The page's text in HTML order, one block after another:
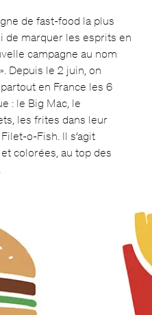
de fast-food la plus
de marquer les esprits en
campagne au nom
Depuis le 2 juin, on
en France les 6
: le Big Mac, le
les frites dans leur
o-Fish. Il s’agit
colorées, au top des